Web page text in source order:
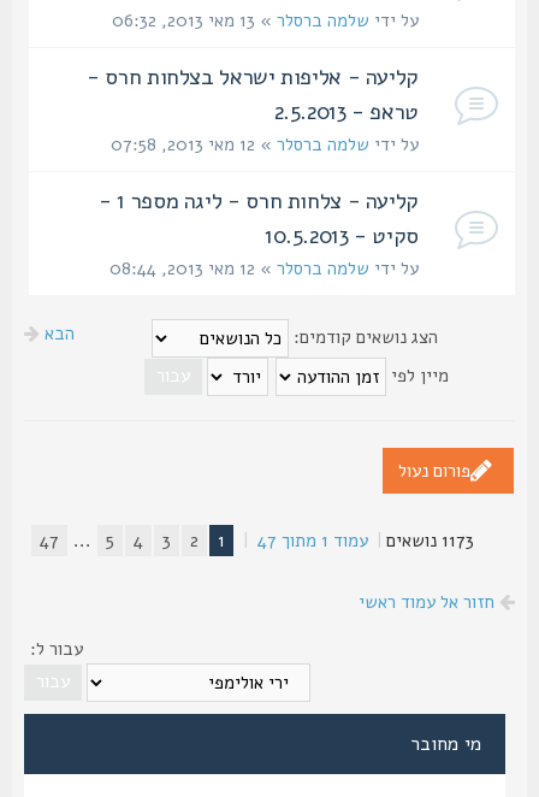
על ידישלמה ברסלר» 13 מאי 2013, 06:32
קליעה - אליפות ישראל בצלחות חרס -
טראפ - 2.5.2013
על ידישלמה ברסלר» 12 מאי 2013, 07:58
קליעה - צלחות חרס - ליגה מספר 1 -
סקיט - 10.5.2013
על ידישלמה ברסלר» 12 מאי 2013, 08:44
הצג נושאים קודמים:
מיין לפי
פורום נעול
| עמוד1מתוך47
|
1
5
...
47
חזור אל עמוד ראשי
עבור ל:
מי מחובר